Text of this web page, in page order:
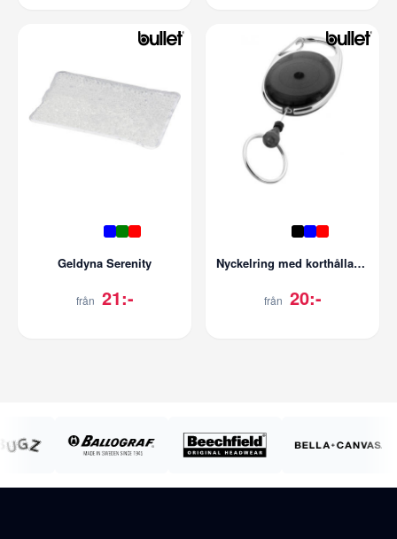
Geldyna Serenity
från 21:-
Nyckelring med korthållare Gerlos
från 20:-